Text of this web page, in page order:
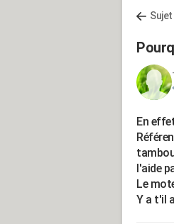
En
l'aide
Le
Y a t'il